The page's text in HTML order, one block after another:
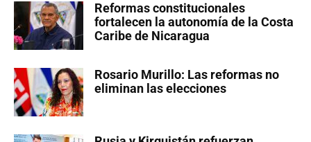
Reformas constitucionales
fortalecen la autonomía de la Costa
Caribe de Nicaragua
Rosario Murillo: Las reformas no
eliminan las elecciones